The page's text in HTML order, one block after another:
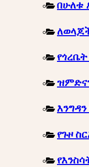
በሁለቱ
የጉዞ